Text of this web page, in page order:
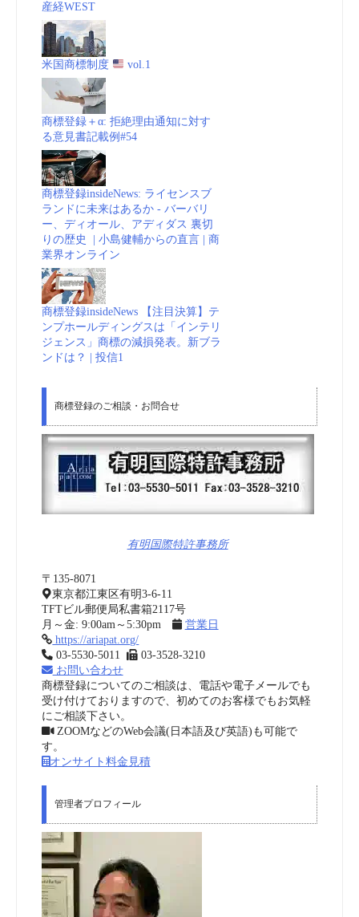
産経WEST
米国商標制度 vol.1
商標登録＋α: 拒絶理由通知に対す
る意見書記載例#54
商標登録insideNews: ライセンスブ
ランドに未来はあるか - バーバリ
ー、ディオール、アディダス 裏切
りの歴史 | 小島健輔からの直言 | 商
業界オンライン
商標登録insideNews 【注目決算】テ
ンプホールディングスは「インテリ
ジェンス」商標の減損発表。新ブラ
ンドは？ | 投信1
商標登録のご相談・お問合せ
有明国際特許事務所
〒135-8071
東京都江東区有明3-6-11
TFTビル郵便局私書箱2117号
月～金: 9:00am～5:30pm
営業日
https://ariapat.org/
03-5530-5011
03-3528-3210
お問い合わせ
商標登録についてのご相談は、電話や電子メールでも
受け付けておりますので、初めてのお客様でもお気軽
にご相談下さい。
ZOOMなどのWeb会議(日本語及び英語)も可能で
す。
オンサイト料金見積
管理者プロフィール